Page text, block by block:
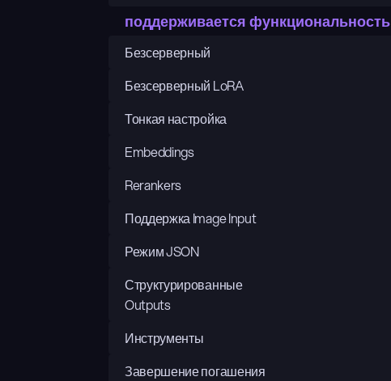
поддерживается функциональность
Безсерверный
Безсерверный LoRA
Тонкая настройка
Embeddings
Rerankers
Поддержка Image Input
Режим JSON
Структурированные
Outputs
Инструменты
Завершение погашения